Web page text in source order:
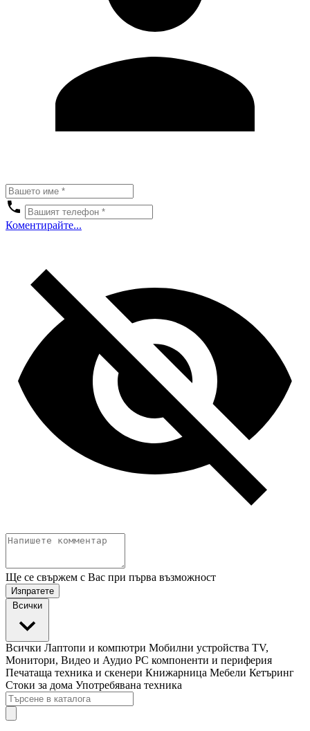
Коментирайте...
Ще се свържем с Вас при първа възможност
Изпратете
Всички
Всички Лаптопи и компютри Мобилни устройства TV,
Монитори, Видео и Аудио PC компоненти и периферия
Печатаща техника и скенери Книжарница Мебели Кетъринг
Стоки за дома Употребявана техника